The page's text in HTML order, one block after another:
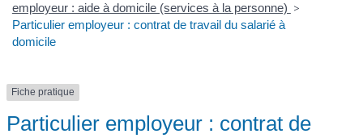
employeur : aide à domicile (services à la personne) >
Particulier employeur : contrat de travail du salarié à
domicile
Fiche pratique
Particulier employeur : contrat de